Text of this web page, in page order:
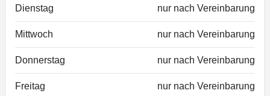
Dienstag nur nach Vereinbarung
Mittwoch nur nach Vereinbarung
Donnerstag nur nach Vereinbarung
Freitag nur nach Vereinbarung